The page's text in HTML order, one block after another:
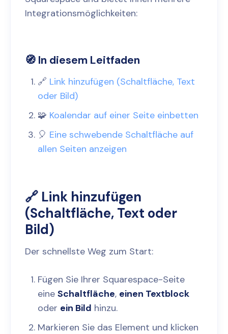
Integrationsmöglichkeiten:
🧭 In diesem Leitfaden
🔗 Link hinzufügen (Schaltfläche, Text
oder Bild)
🧩 Koalendar auf einer Seite einbetten
🎈 Eine schwebende Schaltfläche auf
allen Seiten anzeigen
🔗 Link hinzufügen
(Schaltfläche, Text oder
Bild)
Der schnellste Weg zum Start:
Fügen Sie Ihrer Squarespace-Seite
eine Schaltfläche, einen Textblock
oder ein Bild hinzu.
Markieren Sie das Element und klicken